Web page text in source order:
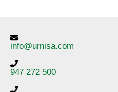
info@urnisa.com
947 272 500